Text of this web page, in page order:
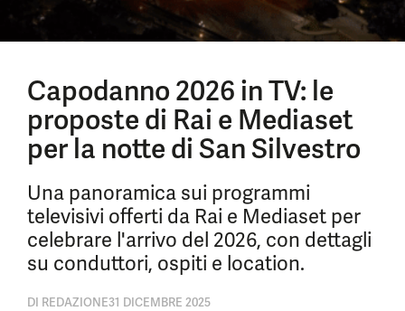
Capodanno 2026 in TV: le
proposte di Rai e Mediaset
per la notte di San Silvestro
Una panoramica sui programmi
televisivi offerti da Rai e Mediaset per
celebrare l'arrivo del 2026, con dettagli
su conduttori, ospiti e location.
DI REDAZIONE31 DICEMBRE 2025